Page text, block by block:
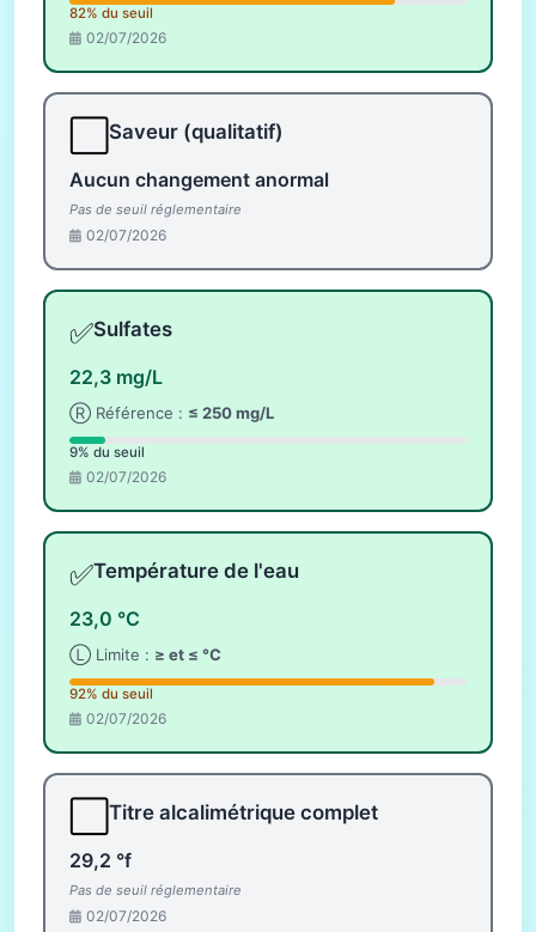
82% du seuil
02/07/2026
Saveur (qualitatif)
Aucun changement anormal
Pas de seuil réglementaire
02/07/2026
✅Sulfates
22,3 mg/L
Ⓡ Référence : ≤ 250 mg/L
9% du seuil
02/07/2026
✅Température de l'eau
23,0 °C
Ⓛ Limite : ≥ et ≤ °C
92% du seuil
02/07/2026
Titre alcalimétrique complet
29,2 °f
Pas de seuil réglementaire
02/07/2026